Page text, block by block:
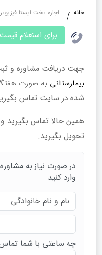
خانه اجاره تخت ایستا
برای استعلام
جهت دریافت مشاوره و
بیمارستانی به صورت
شده در سایت تماس
تحویل بگیرید.
در صورت نیاز به
وارد کنید
چه ساعتی با شما تماس